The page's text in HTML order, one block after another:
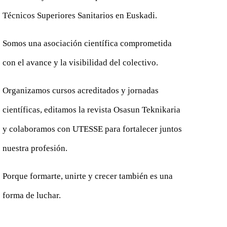
Técnicos Superiores Sanitarios en Euskadi.
Somos una asociación científica comprometida
con el avance y la visibilidad del colectivo.
Organizamos cursos acreditados y jornadas
científicas, editamos la revista Osasun Teknikaria
y colaboramos con UTESSE para fortalecer juntos
nuestra profesión.
Porque formarte, unirte y crecer también es una
forma de luchar.